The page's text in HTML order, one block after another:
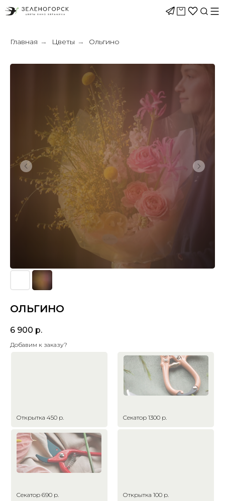
Главная → Цветы → Ольгино
ОЛЬГИНО
6 900 р.
Добавим к заказу?
Открытка 450 р. Секатор 1300 р.
Секатор 690 р. Открытка 100 р.